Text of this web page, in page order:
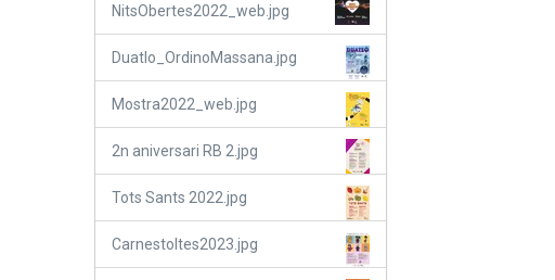
NitsObertes2022_web.jpg
Duatlo_OrdinoMassana.jpg
Mostra2022_web.jpg
2n aniversari RB 2.jpg
Tots Sants 2022.jpg
Carnestoltes2023.jpg